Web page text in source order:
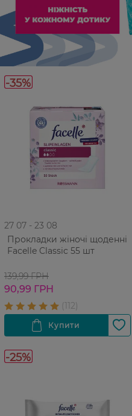
-35%
27 07 - 23 08
Прокладки жіночі щоденні
Facelle Classic 55 шт
139,99 ГРН
90,99 ГРН
-25%